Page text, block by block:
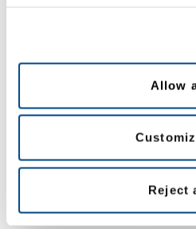
Allow
Reject
Denne halvdags
undersøge, hvordan
procesoptimering,
smart teknologi, kan
forskel og skabe
muliggøre fremtidig
forretningskontinuitet.